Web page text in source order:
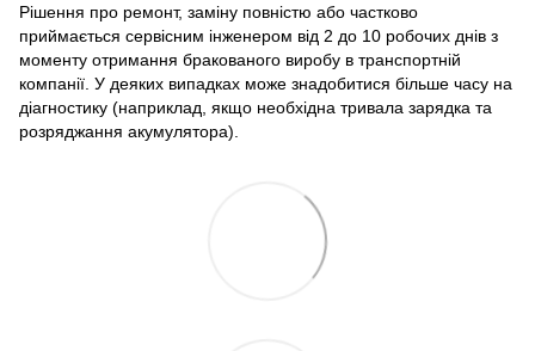
Рішення про ремонт, заміну повністю або частково
приймається сервісним інженером від 2 до 10 робочих днів з
моменту отримання бракованого виробу в транспортній
компанії. У деяких випадках може знадобитися більше часу на
діагностику (наприклад, якщо необхідна тривала зарядка та
розряджання акумулятора).